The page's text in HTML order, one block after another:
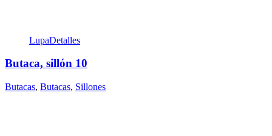
LupaDetalles
Butaca, sillón 10
Butacas, Butacas, Sillones